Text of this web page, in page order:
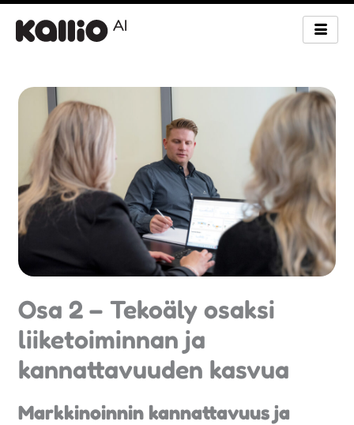
Siirry
sisältöön
Osa 2 – Tekoäly osaksi
liiketoiminnan ja
kannattavuuden kasvua
Markkinoinnin kannattavuus ja